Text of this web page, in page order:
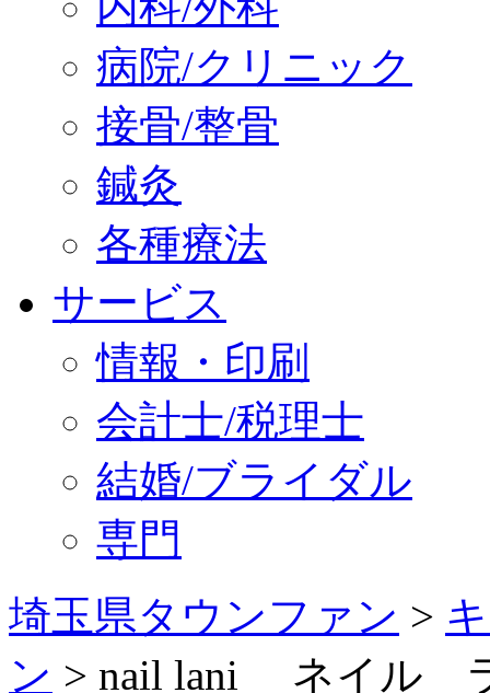
病院/クリニック
接骨/整骨
鍼灸
各種療法
サービス
情報・印刷
会計士/税理士
結婚/ブライダル
専門
埼玉県タウンファン >
ン > nail lani ネイル